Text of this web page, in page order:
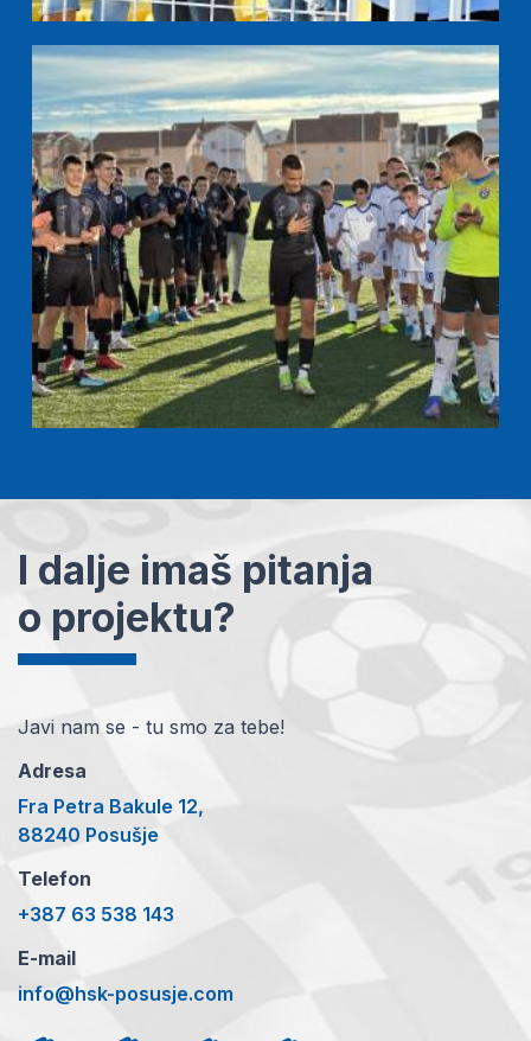
I dalje imaš pitanja
o projektu?
Javi nam se - tu smo za tebe!
Adresa
Fra Petra Bakule 12,
88240 Posušje
Telefon
+387 63 538 143
E-mail
info@hsk-posusje.com